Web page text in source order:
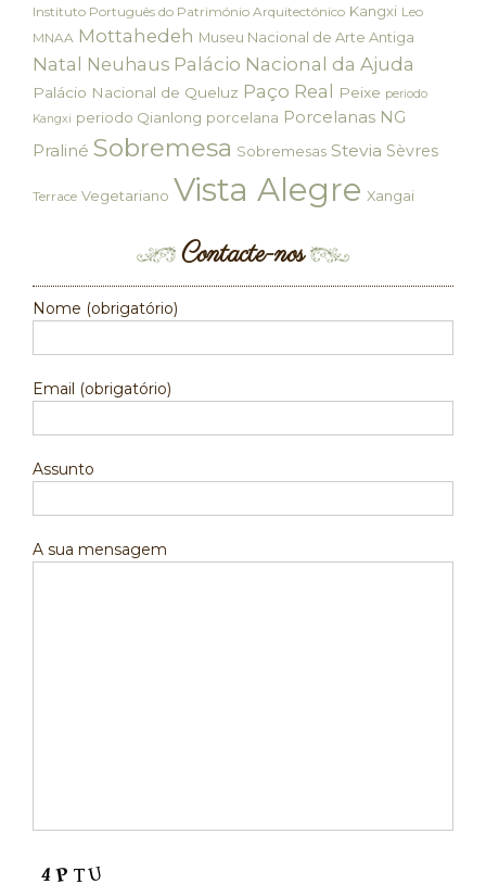
Instituto Português do Património Arquitectónico Kangxi Leo
MNAA Mottahedeh Museu Nacional de Arte Antiga
Natal Neuhaus Palácio Nacional da Ajuda
Palácio Nacional de Queluz Paço Real Peixe periodo
Kangxi periodo Qianlong porcelana Porcelanas NG
Praliné Sobremesa Sobremesas Stevia Sèvres
Terrace Vegetariano Vista Alegre Xangai
Contacte-nos
Nome (obrigatório)
Email (obrigatório)
Assunto
A sua mensagem